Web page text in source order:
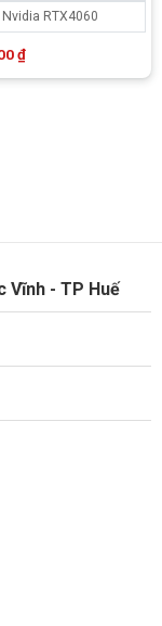
Nvidia RTX4060
₫
Vĩnh - TP Huế